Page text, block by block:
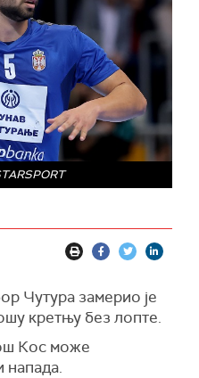
Чутура замерио је
кретњу без лопте.
Кос може
напада.